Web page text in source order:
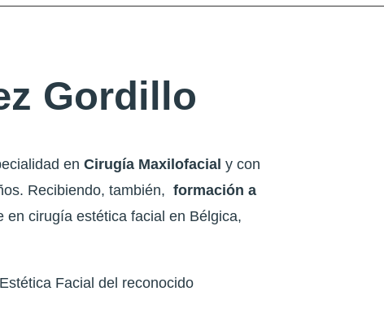
Gordillo
en Cirugía Maxilofacial y con
Recibiendo, también, formación a
en cirugía estética facial en Bélgica,
Facial del reconocido